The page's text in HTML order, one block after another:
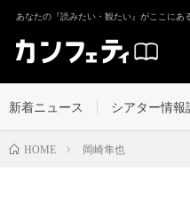
あなたの『読みたい・観たい』がここにあ
新着ニュース シアター情報
HOME 岡崎隼也